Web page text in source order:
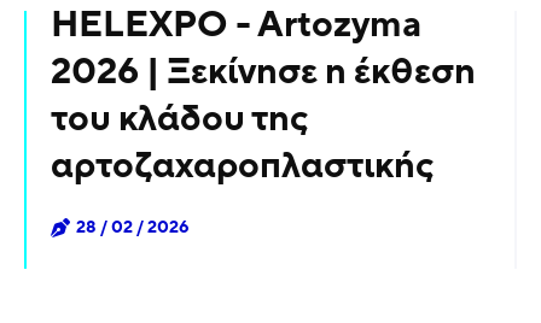
HELEXPO - Artozyma
2026 | Ξεκίνησε η έκθεση
του κλάδου της
αρτοζαχαροπλαστικής
28 / 02 / 2026